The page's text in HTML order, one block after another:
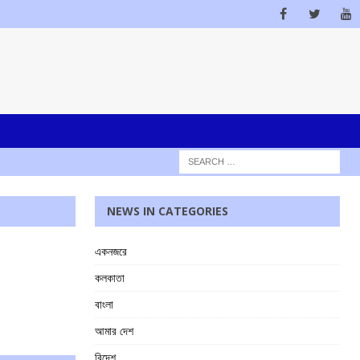
NEWS IN CATEGORIES
একনজরে
কলকাতা
বাংলা
আমার দেশ